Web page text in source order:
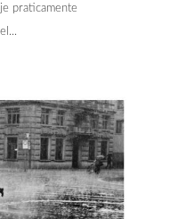
praticamente